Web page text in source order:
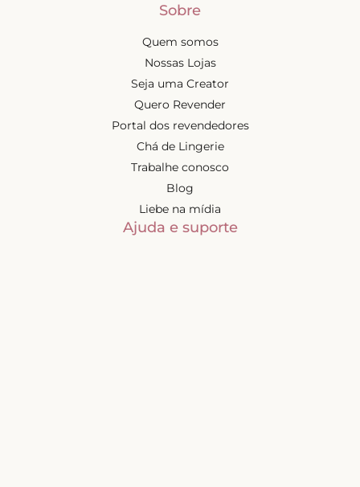
Sobre
Quem somos
Nossas Lojas
Seja uma Creator
Quero Revender
Portal dos revendedores
Chá de Lingerie
Trabalhe conosco
Blog
Liebe na mídia
Ajuda e suporte